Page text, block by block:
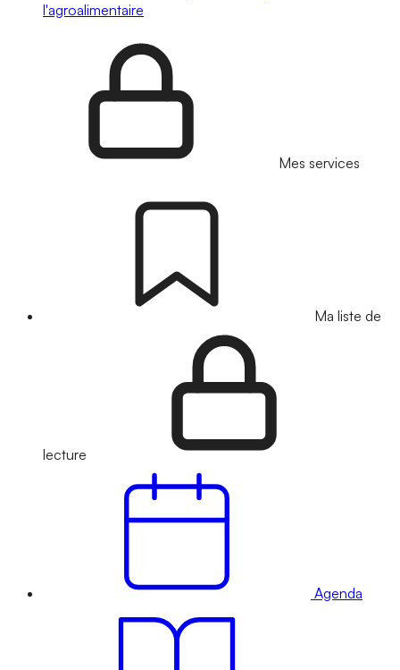
l'agroalimentaire
Mes services
Ma liste de
lecture
Agenda